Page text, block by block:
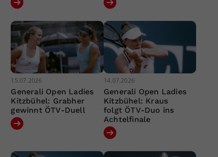
15.07.2026
Generali Open Ladies
Kitzbühel: Grabher
gewinnt ÖTV-Duell
14.07.2026
Generali Open Ladies
Kitzbühel: Kraus
folgt ÖTV-Duo ins
Achtelfinale